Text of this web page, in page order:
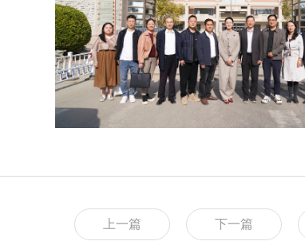
上一篇 下一篇